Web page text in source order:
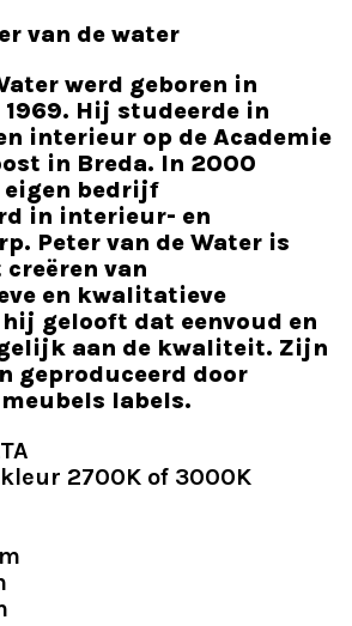
van de water
werd geboren in
Hij studeerde in
interieur op de Academie
in Breda. In 2000
bedrijf
in interieur- en
Peter van de Water is
van
en kwalitatieve
gelooft dat eenvoud en
aan de kwaliteit. Zijn
geproduceerd door
labels.
2700K of 3000K